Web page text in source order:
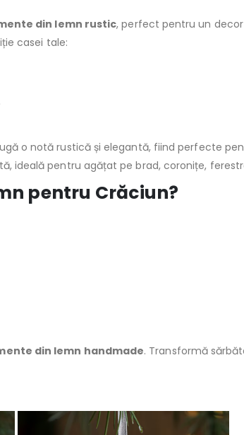
din lemn rustic, perfect pentru un
casei tale:
o notă rustică și elegantă, fiind perfecte
ideală pentru agățat pe brad, coronițe,
pentru Crăciun?
din lemn handmade. Transformă